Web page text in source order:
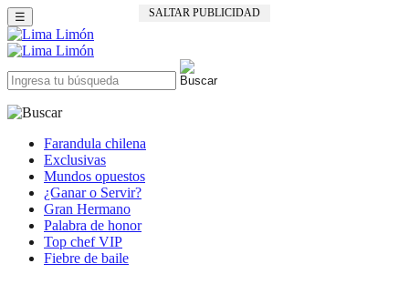
SALTAR PUBLICIDAD
☰
Farandula chilena
Exclusivas
Mundos opuestos
¿Ganar o Servir?
Gran Hermano
Palabra de honor
Top chef VIP
Fiebre de baile